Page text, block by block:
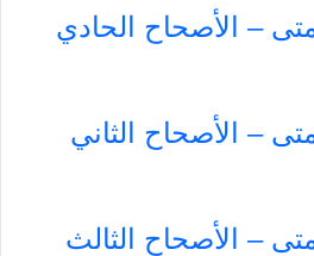
– الأصحاح الحادي
– الأصحاح الثاني
– الأصحاح الثالث